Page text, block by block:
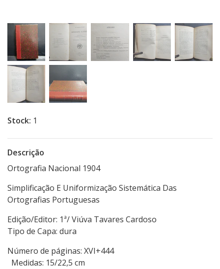
Stock: 1
Descrição
Ortografia Nacional 1904
Simplificação E Uniformização Sistemática Das
Ortografias Portuguesas
Edição/Editor: 1ª/ Viúva Tavares Cardoso
Tipo de Capa: dura
Número de páginas: XVI+444
Medidas: 15/22,5 cm